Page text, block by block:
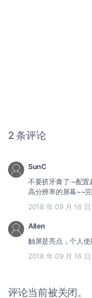
2 条评论
SunC
不要挤牙膏了·~配置赶紧升上去 另外请
高分辨率的屏幕~~
2018 年 09 月 16
Allen
触屏是亮点，个人使
2018 年 09 月 16
评论当前被关闭。